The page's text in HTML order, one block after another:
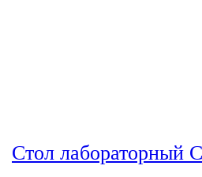
Стол лабораторный